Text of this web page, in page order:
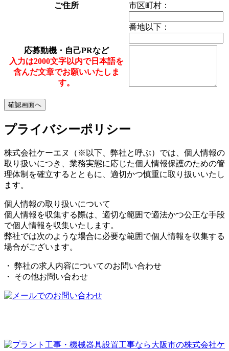
ご住所
市区町村：
番地以下：
応募動機・自己PRなど
入力は2000文字以内で日本語を
含んだ文章でお願いいたしま
す。
プライバシーポリシー
株式会社ケーエヌ（※以下、弊社と呼ぶ）では、個人情報の
取り扱いにつき、業務実態に応じた個人情報保護のための管
理体制を確立するとともに、適切かつ慎重に取り扱いいたし
ます。
個人情報の取り扱いについて
個人情報を収集する際は、適切な範囲で適法かつ公正な手段
で個人情報を収集いたします。
弊社では次のような場合に必要な範囲で個人情報を収集する
場合がございます。
・ 弊社の求人内容についてのお問い合わせ
・ その他お問い合わせ